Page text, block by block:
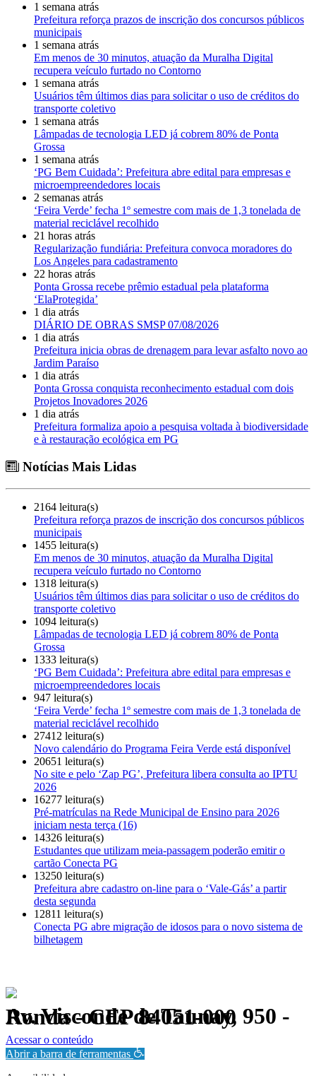
1 semana atrás
Prefeitura reforça prazos de inscrição dos concursos públicos
municipais
1 semana atrás
Em menos de 30 minutos, atuação da Muralha Digital
recupera veículo furtado no Contorno
1 semana atrás
Usuários têm últimos dias para solicitar o uso de créditos do
transporte coletivo
1 semana atrás
Lâmpadas de tecnologia LED já cobrem 80% de Ponta
Grossa
1 semana atrás
‘PG Bem Cuidada’: Prefeitura abre edital para empresas e
microempreendedores locais
2 semanas atrás
‘Feira Verde’ fecha 1º semestre com mais de 1,3 tonelada de
material reciclável recolhido
21 horas atrás
Regularização fundiária: Prefeitura convoca moradores do
Los Angeles para cadastramento
22 horas atrás
Ponta Grossa recebe prêmio estadual pela plataforma
‘ElaProtegida’
1 dia atrás
DIÁRIO DE OBRAS SMSP 07/08/2026
1 dia atrás
Prefeitura inicia obras de drenagem para levar asfalto novo ao
Jardim Paraíso
1 dia atrás
Ponta Grossa conquista reconhecimento estadual com dois
Projetos Inovadores 2026
1 dia atrás
Prefeitura formaliza apoio a pesquisa voltada à biodiversidade
e à restauração ecológica em PG
Notícias Mais Lidas
2164 leitura(s)
Prefeitura reforça prazos de inscrição dos concursos públicos
municipais
1455 leitura(s)
Em menos de 30 minutos, atuação da Muralha Digital
recupera veículo furtado no Contorno
1318 leitura(s)
Usuários têm últimos dias para solicitar o uso de créditos do
transporte coletivo
1094 leitura(s)
Lâmpadas de tecnologia LED já cobrem 80% de Ponta
Grossa
1333 leitura(s)
‘PG Bem Cuidada’: Prefeitura abre edital para empresas e
microempreendedores locais
947 leitura(s)
‘Feira Verde’ fecha 1º semestre com mais de 1,3 tonelada de
material reciclável recolhido
27412 leitura(s)
Novo calendário do Programa Feira Verde está disponível
20651 leitura(s)
No site e pelo ‘Zap PG’, Prefeitura libera consulta ao IPTU
2026
16277 leitura(s)
Pré-matrículas na Rede Municipal de Ensino para 2026
iniciam nesta terça (16)
14326 leitura(s)
Estudantes que utilizam meia-passagem poderão emitir o
cartão Conecta PG
13250 leitura(s)
Prefeitura abre cadastro on-line para o ‘Vale-Gás’ a partir
desta segunda
12811 leitura(s)
Conecta PG abre migração de idosos para o novo sistema de
bilhetagem
Av. Visconde de Taunay, 950 - Ronda - CEP 84051-000
Política de Privacidade.
Acessar o conteúdo
Abrir a barra de ferramentas